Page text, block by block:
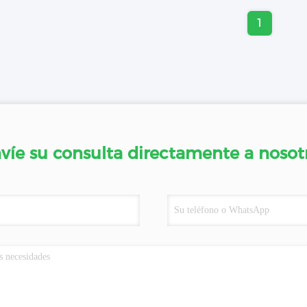
1
su consulta directamente a